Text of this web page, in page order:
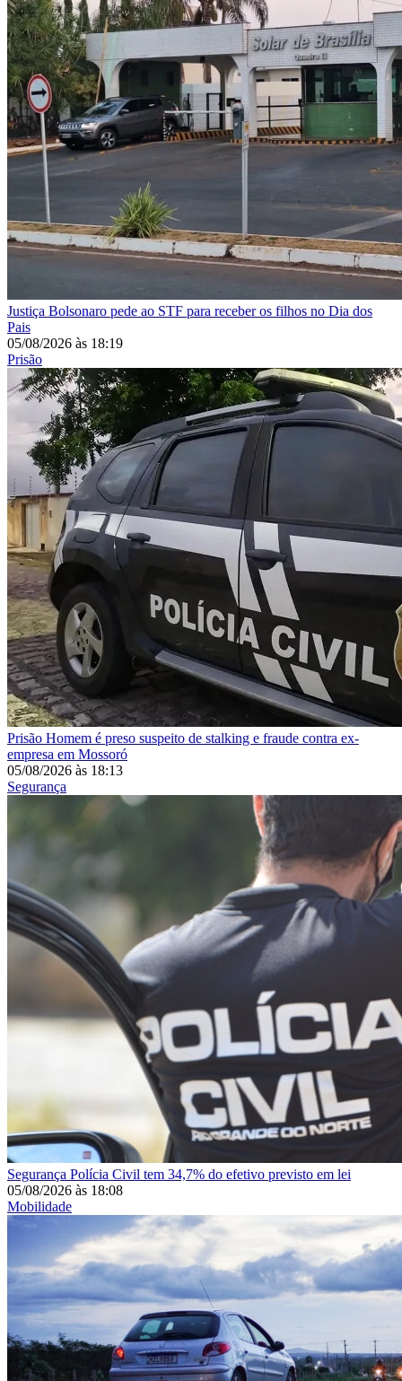
Justiça Bolsonaro pede ao STF para receber os filhos no Dia dos
Pais
05/08/2026 às 18:19
Prisão
Prisão Homem é preso suspeito de stalking e fraude contra ex-
empresa em Mossoró
05/08/2026 às 18:13
Segurança
Segurança Polícia Civil tem 34,7% do efetivo previsto em lei
05/08/2026 às 18:08
Mobilidade